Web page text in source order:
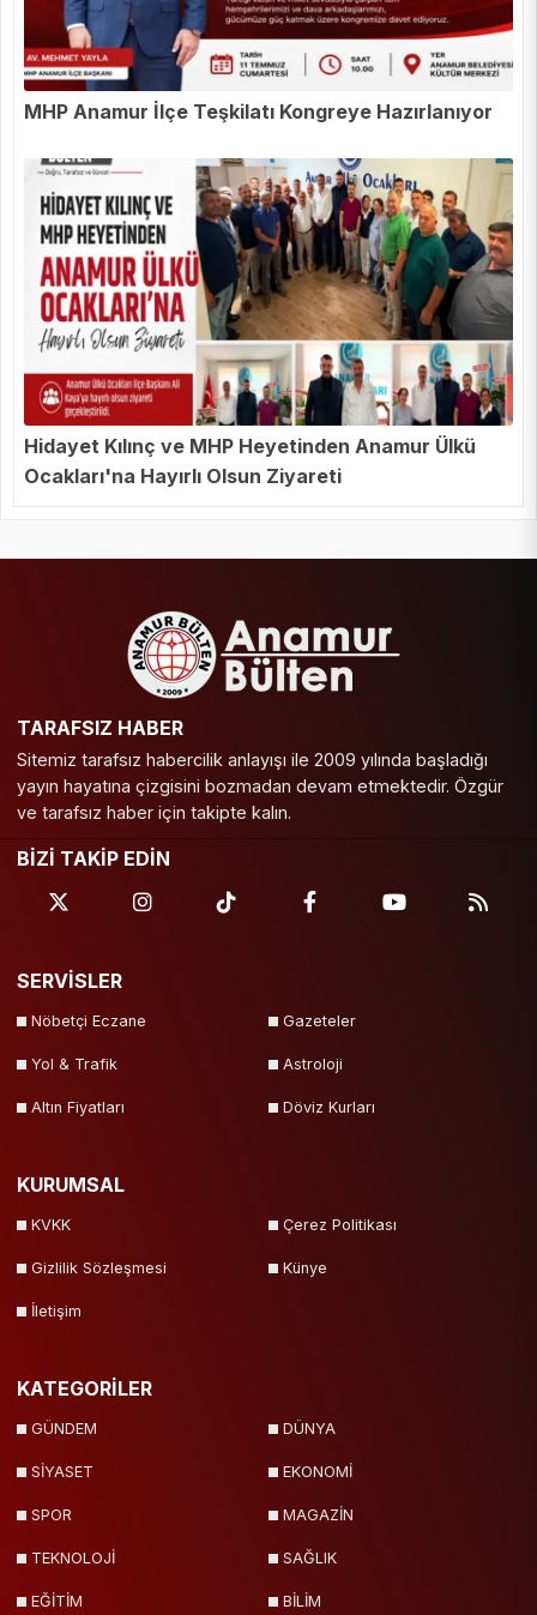
MHP Anamur İlçe Teşkilatı Kongreye Hazırlanıyor
Hidayet Kılınç ve MHP Heyetinden Anamur Ülkü
Ocakları'na Hayırlı Olsun Ziyareti
TARAFSIZ HABER
Sitemiz tarafsız habercilik anlayışı ile 2009 yılında başladığı
yayın hayatına çizgisini bozmadan devam etmektedir. Özgür
ve tarafsız haber için takipte kalın.
BİZİ TAKİP EDİN
SERVİSLER
Nöbetçi Eczane Gazeteler
Yol & Trafik Astroloji
Altın Fiyatları Döviz Kurları
KURUMSAL
KVKK Çerez Politikası
Gizlilik Sözleşmesi Künye
İletişim
KATEGORİLER
GÜNDEM DÜNYA
SİYASET EKONOMİ
SPOR MAGAZİN
TEKNOLOJİ SAĞLIK
EĞİTİM BİLİM